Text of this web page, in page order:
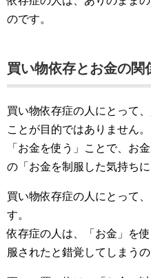
のです。
買い物依存とお金の関
買い物依存症の人にとって
ことが目的ではありません。
「お金を使う」ことで、お
の「お金を制服した気持ち
買い物依存症の人にとって
す。
依存症の人は、「お金」を
服されたと錯覚してしまうの